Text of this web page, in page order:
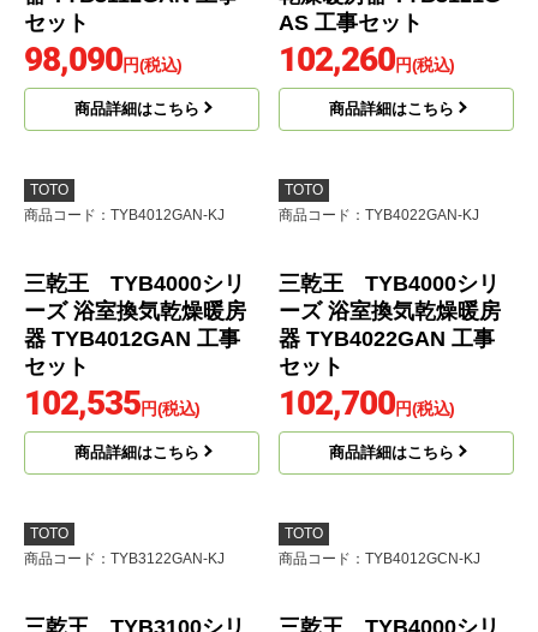
TOTO
商品コード
：TYB3112GAN-KJ
ーズ 浴室換気乾燥暖房
器 TYB3112GAN 工事
セット
98,090円(税込)
商品詳細はこちら
TOTO
商品コード
：TYB3121GAS-KJ
100シリーズ 浴室換気
乾燥暖房器 TYB3121G
AS 工事セット
102,260円(税込)
商品詳細はこちら
TOTO
商品コード
：TYB4012GAN-KJ
ーズ 浴室換気乾燥暖房
器 TYB4012GAN 工事
セット
102,535円(税込)
TOTO
商品コード
：TYB4022GAN-KJ
ーズ 浴室換気乾燥暖房
器 TYB4022GAN 工事
セット
102,700円(税込)